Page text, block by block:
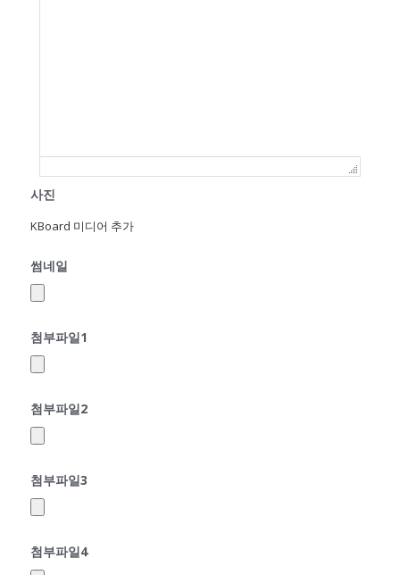
사진
KBoard 미디어 추가
썸네일
첨부파일1
첨부파일2
첨부파일3
첨부파일4